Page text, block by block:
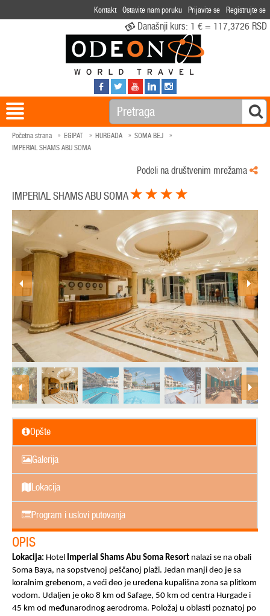
Kontakt Ostavite nam poruku Prijavite se Registrujte se
Današnji kurs: 1 € = 117,3726 RSD
Početna strana EGIPAT HURGADA
SOMA BEJ
IMPERIAL SHAMS ABU SOMA
Podeli na društvenim mrežama
IMPERIAL SHAMS ABU SOMA
Opšte
Galerija
Lokacija
Program i uslovi putovanja
OPIS
Lokacija: Hotel Imperial Shams Abu Soma Resort nalazi se na obali
Soma Baya, na sopstvenoj peščanoj plaži. Jedan manji deo je sa
koralnim grebenom, a veći deo je uređena kupališna zona sa plitkom
vodom. Udaljen je oko 8 km od Safage, 50 km od centra Hurgade i
45 km od međunarodnog aerodroma. Položaj u oblasti poznatoj po